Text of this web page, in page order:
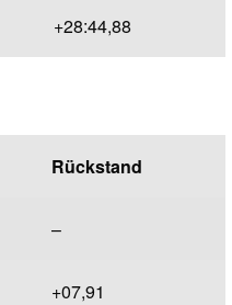
+28:44,88
Rückstand
–
+07,91